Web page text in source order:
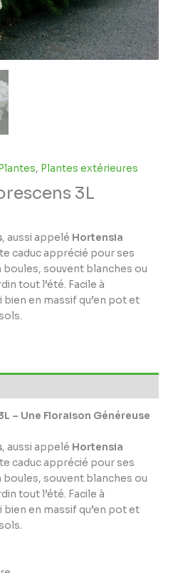
Plantes, Plantes extérieures
3L
, aussi appelé Hortensia
caduc apprécié pour ses
souvent blanches ou
tout l’été. Facile à
bien en massif qu’en pot et
– Une Floraison Généreuse
, aussi appelé Hortensia
caduc apprécié pour ses
souvent blanches ou
tout l’été. Facile à
bien en massif qu’en pot et